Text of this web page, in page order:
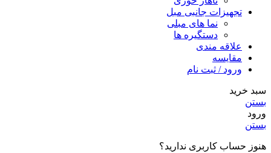
تجهیزات جانبی مبل
نما های مبلی
دستگیره ها
علاقه مندی
مقایسه
ورود / ثبت نام
سبد خرید
بستن
ورود
بستن
هنوز حساب کاربری ندارید؟